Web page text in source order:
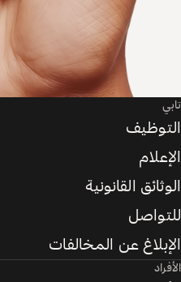
تابي
التوظيف
الإعلام
الوثائق القانونية
للتواصل
الإبلاغ عن المخالفات
الأفراد